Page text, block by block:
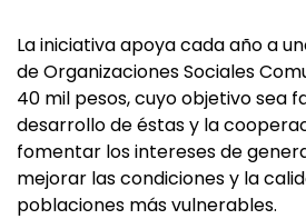
La iniciativa apoya cada año a
de Organizaciones Sociales
40 mil pesos, cuyo objetivo sea
desarrollo de éstas y la
fomentar los intereses de
mejorar las condiciones y la
poblaciones más vulnerables.